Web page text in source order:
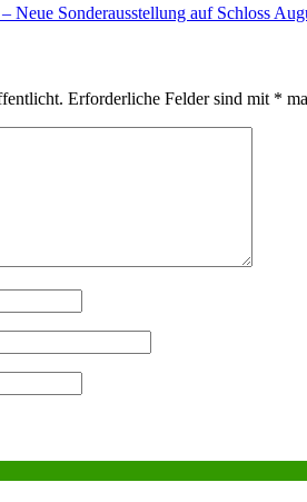
Sonderausstellung auf Schloss
Erforderliche Felder sind mit *